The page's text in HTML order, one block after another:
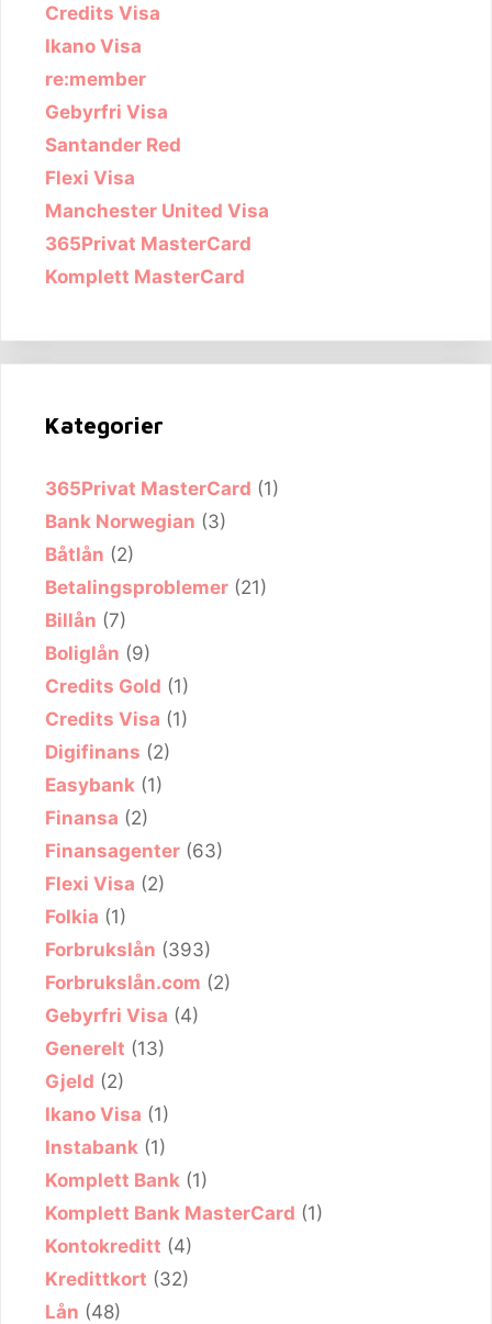
Credits Visa
Ikano Visa
re:member
Gebyrfri Visa
Santander Red
Flexi Visa
Manchester United Visa
365Privat MasterCard
Komplett MasterCard
Kategorier
365Privat MasterCard (1)
Bank Norwegian (3)
Båtlån (2)
Betalingsproblemer (21)
Billån (7)
Boliglån (9)
Credits Gold (1)
Credits Visa (1)
Digifinans (2)
Easybank (1)
Finansa (2)
Finansagenter (63)
Flexi Visa (2)
Folkia (1)
Forbrukslån (393)
Forbrukslån.com (2)
Gebyrfri Visa (4)
Generelt (13)
Gjeld (2)
Ikano Visa (1)
Instabank (1)
Komplett Bank (1)
Komplett Bank MasterCard (1)
Kontokreditt (4)
Kredittkort (32)
Lån (48)